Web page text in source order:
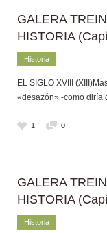
GALERA
HISTORIA
Historia
EL SIGLO XVIII
«desazón» -como diría
1 0
GALERA
HISTORIA
Historia